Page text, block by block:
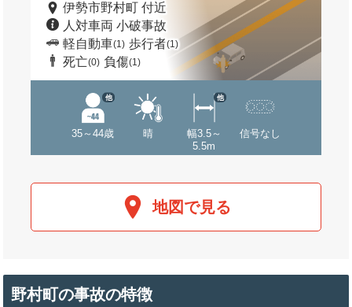
伊勢市野村町 付近
人対車両 小破事故
軽自動車(1) 歩行者(1)
死亡(0) 負傷(1)
35～44歳
他
晴
幅3.5～
5.5m
他
信号なし
地図で見る
野村町の事故の特徴